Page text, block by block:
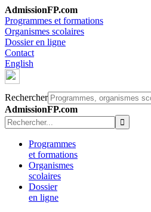
AdmissionFP.com
Programmes et formations
Organismes scolaires
Dossier en ligne
Contact
English
Rechercher
AdmissionFP.com
Programmes
et formations
Organismes
scolaires
Dossier
en ligne